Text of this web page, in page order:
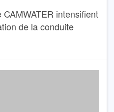
intensifient
de la conduite